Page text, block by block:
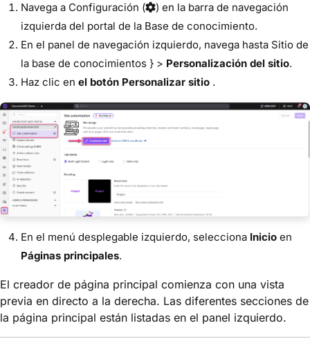
Navega a Configuración (
) en la barra de navegación
izquierda del portal de la Base de conocimiento.
En el panel de navegación izquierdo, navega hasta Sitio de
la base de conocimientos } > Personalización del sitio.
Haz clic en el botón Personalizar sitio .
En el menú desplegable izquierdo, selecciona Inicio en
Páginas principales.
El creador de página principal comienza con una vista
previa en directo a la derecha. Las diferentes secciones de
la página principal están listadas en el panel izquierdo.